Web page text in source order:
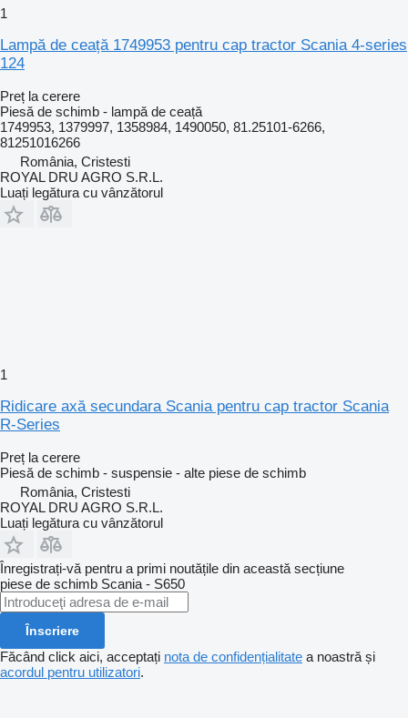
1
Lampă de ceață 1749953 pentru cap tractor Scania 4-series
124
Preț la cerere
Piesă de schimb - lampă de ceață
1749953, 1379997, 1358984, 1490050, 81.25101-6266,
81251016266
România, Cristesti
ROYAL DRU AGRO S.R.L.
Luați legătura cu vânzătorul
1
Ridicare axă secundara Scania pentru cap tractor Scania
R-Series
Preț la cerere
Piesă de schimb - suspensie - alte piese de schimb
România, Cristesti
ROYAL DRU AGRO S.R.L.
Luați legătura cu vânzătorul
Înregistrați-vă pentru a primi noutățile din această secțiune
piese de schimb Scania - S650
Înscriere
Făcând click aici, acceptați nota de confidențialitate a noastră și
acordul pentru utilizatori.